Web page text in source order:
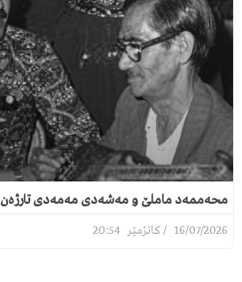
محەممەد ماملێ و مەشەدی مەمەدی تارژەن
16/07/2026